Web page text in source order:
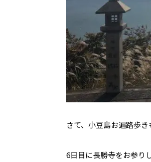
さて、小豆島お遍路歩
6日目に長勝寺をお参り